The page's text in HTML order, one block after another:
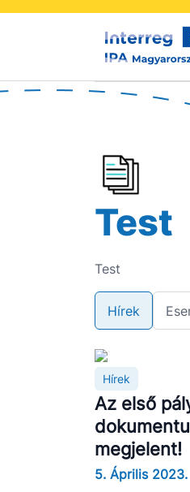
Test
Test
Hírek
Hírek
Az első
megjelent!
5. Április 2023.